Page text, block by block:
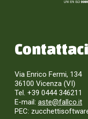
Contattaci
Via Enrico Fermi, 134
36100 Vicenza (VI)
Tel. +39 0444 346211
E-mail: aste@fallco.it
PEC: